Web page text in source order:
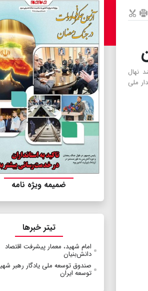
نهال
ملی
ضمیمه ویژه نامه
تیتر خبرها
امام شهید، معمار پیشرفت اقتصاد
دانش‌بنیان
صندوق توسعه ملی یادگار رهبر
توسعه ایران